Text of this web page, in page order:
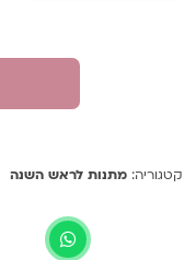
קטגוריה: מתנות לראש השנה